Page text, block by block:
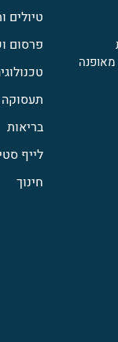
מאופנה
טיולים
פרסום
בריאות
לייף
חינוך